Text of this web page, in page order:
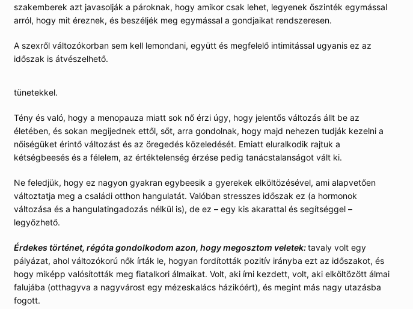
szakemberek azt javasolják a pároknak, hogy amikor csak lehet, legyenek őszinték egymással
arról, hogy mit éreznek, és beszéljék meg egymással a gondjaikat rendszeresen.
A szexről változókorban sem kell lemondani, együtt és megfelelő intimitással ugyanis ez az
időszak is átvészelhető.
tünetekkel.
Tény és való, hogy a menopauza miatt sok nő érzi úgy, hogy jelentős változás állt be az
életében, és sokan megijednek ettől, sőt, arra gondolnak, hogy majd nehezen tudják kezelni a
nőiségüket érintő változást és az öregedés közeledését. Emiatt eluralkodik rajtuk a
kétségbeesés és a félelem, az értéktelenség érzése pedig tanácstalanságot vált ki.
Ne feledjük, hogy ez nagyon gyakran egybeesik a gyerekek elköltözésével, ami alapvetően
változtatja meg a családi otthon hangulatát. Valóban stresszes időszak ez (a hormonok
változása és a hangulatingadozás nélkül is), de ez – egy kis akarattal és segítséggel –
legyőzhető.
Érdekes történet, régóta gondolkodom azon, hogy megosztom veletek:tavaly volt egy
pályázat, ahol változókorú nők írták le, hogyan fordították pozitív irányba ezt az időszakot, és
hogy miképp valósították meg fiatalkori álmaikat. Volt, aki írni kezdett, volt, aki elköltözött álmai
falujába (otthagyva a nagyvárost egy mézeskalács házikóért), és megint más nagy utazásba
fogott.